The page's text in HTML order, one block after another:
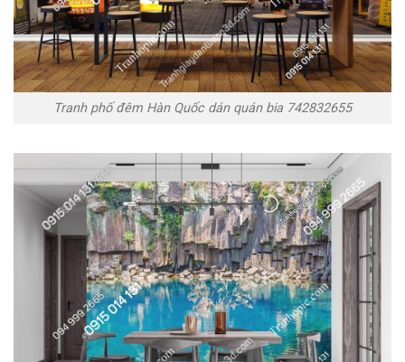
Tranh phố đêm Hàn Quốc dán quán bia 742832655